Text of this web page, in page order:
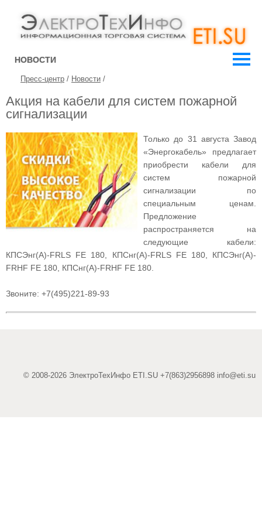
НОВОСТИ
Пресс-центр / Новости /
Акция на кабели для систем пожарной
сигнализации
Только до 31 августа Завод
«Энергокабель» предлагает
приобрести кабели для
систем пожарной
сигнализации по
специальным ценам.
Предложение
распространяется на
следующие кабели:
КПСЭнг(А)-FRLS FE 180, КПСнг(А)-FRLS FE 180, КПСЭнг(А)-
FRHF FE 180, КПСнг(А)-FRHF FE 180.
Звоните: +7(495)221-89-93
© 2008-2026 ЭлектроТехИнфо ETI.SU +7(863)2956898 info@eti.su